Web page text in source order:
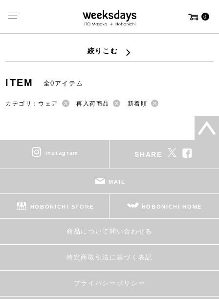
0
絞りこむ
ITEM 全0アイテム
カテゴリ：ウェア 再入荷商品 新着順
instagram SHARE
MAIL
HOBONICHI STORE HOBONICHI HOME
商品について問い合わせる
特定商取引法に基づく表記
プライバシーポリシー